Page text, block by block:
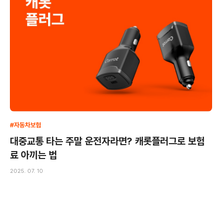
#자동차보험
대중교통 타는 주말 운전자라면? 캐롯플러그로 보험
료 아끼는 법
2025. 07. 10